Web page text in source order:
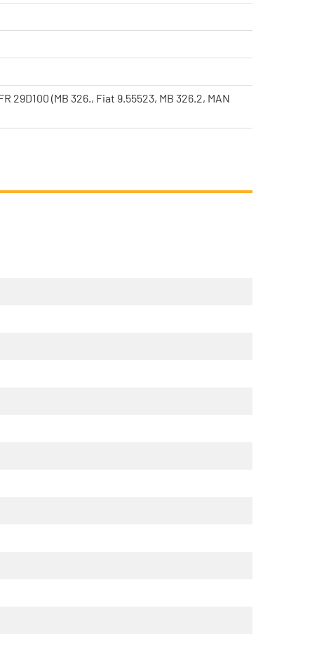
29D100 (MB 326., Fiat 9.55523, MB 326.2, MAN